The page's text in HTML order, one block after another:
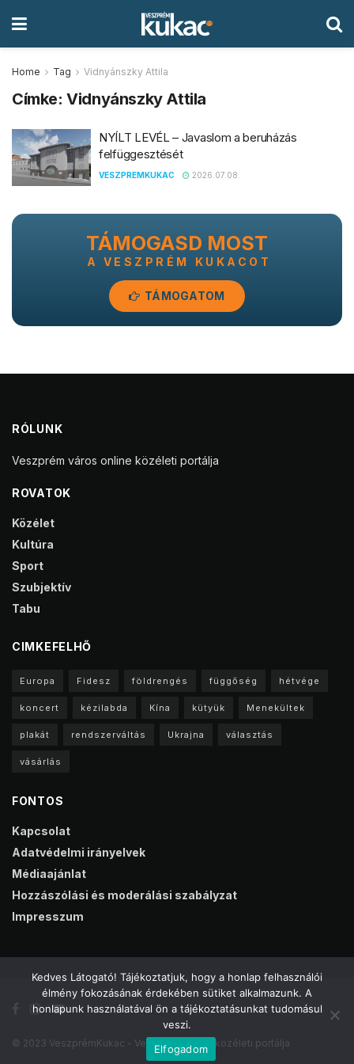
Home Tag Vidnyánszky Attila
Címke:Vidnyánszky Attila
NYÍLT LEVÉL – Javaslom a beruházás
felfüggesztését
VESZPREMKUKAC 2026.07.08.
TÁMOGASD MOST
A VESZPRÉM KUKACOT
TÁMOGATOM
RÓLUNK
Veszprém város online közéleti portálja
ROVATOK
Közélet
Kultúra
Sport
Szubjektív
Tabu
CIMKEFELHŐ
Europa Fidesz földrengés függőség hétvége
koncert kézilabda Kína kütyük Menekültek
plakát rendszerváltás Ukrajna választás
vásárlás
FONTOS
Kapcsolat
Adatvédelmi irányelvek
Médiaajánlat
Hozzászólási és moderálási szabályzat
Impresszum
© 2023 VeszprémKukac - Veszprém online közéleti portálja
Kedves Látogató! Tájékoztatjuk, hogy a honlap felhasználói
élmény fokozásának érdekében sütiket alkalmazunk. A
honlapunk használatával ön a tájékoztatásunkat tudomásul
veszi.
Elfogadom